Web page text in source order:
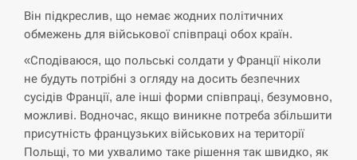
СЕРПЕНЬ
13:53
дронов Украины
СЕРПЕНЬ
13:40
Біля українського літака в аеропорту Лейпцига
виявили дрон, ймовірно, з…
Він підкреслив, що немає жодних політичних
обмежень для військової співпраці обох країн.
«Сподіваюся, що польські солдати у Франції ніколи
не будуть потрібні з огляду на досить безпечних
сусідів Франції, але інші форми співпраці, безумовно,
можливі. Водночас, якщо виникне потреба збільшити
присутність французьких військових на території
Польщі, то ми ухвалимо таке рішення так швидко, як